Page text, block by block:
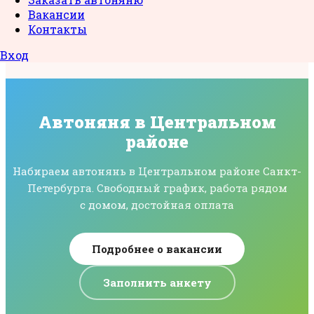
Вакансии
Контакты
Вход
Автоняня в Центральном
районе
Набираем автонянь в Центральном районе Санкт-
Петербурга. Свободный график, работа рядом
с домом, достойная оплата
Подробнее о вакансии
Заполнить анкету